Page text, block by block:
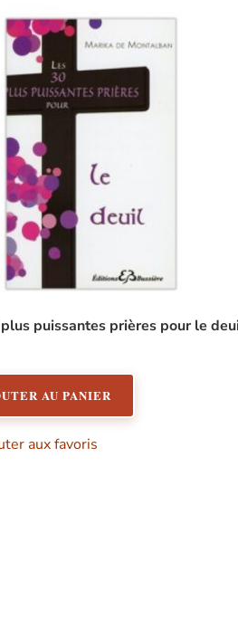
puissantes prières pour le
AU PANIER
aux favoris